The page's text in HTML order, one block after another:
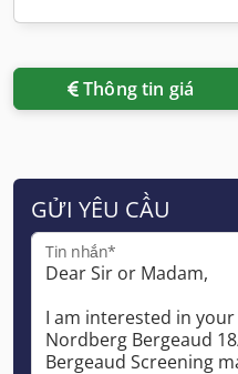
Thông tin giá
GỬI YÊU CẦU
Tin nhắn*